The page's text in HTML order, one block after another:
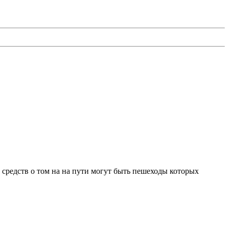
о том на на пути могут быть пешеходы которых